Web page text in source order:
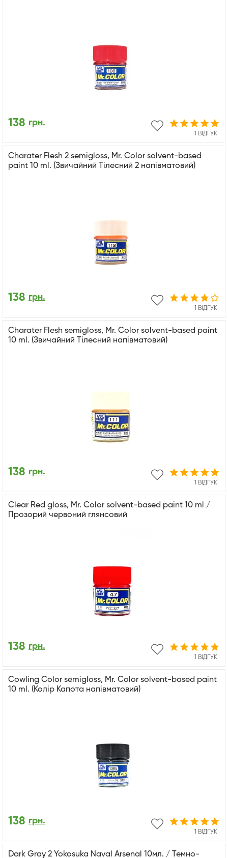
1 ВІДГУК
138 грн.
Charater Flesh 2 semigloss, Mr. Color solvent-based
paint 10 ml. (Звичайний Тілесний 2 напівматовий)
1 ВІДГУК
138 грн.
Charater Flesh semigloss, Mr. Color solvent-based paint
10 ml. (Звичайний Тілесний напівматовий)
1 ВІДГУК
138 грн.
Clear Red gloss, Mr. Color solvent-based paint 10 ml /
Прозорий червоний глянсовий
1 ВІДГУК
138 грн.
Cowling Color semigloss, Mr. Color solvent-based paint
10 ml. (Колір Капота напівматовий)
1 ВІДГУК
138 грн.
Dark Gray 2 Yokosuka Naval Arsenal 10мл. / Темно-